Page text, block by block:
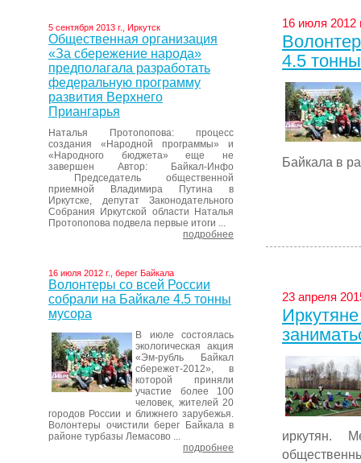
5 сентября 2013 г., Иркутск
Общественная организация
«За сбережение народа»
предполагала разработать
федеральную программу
развития Верхнего
Приангарья
Наталья Протопопова: процесс
создания «Народной программы» и
«Народного бюджета» еще не
завершен Автор: Байкал-Инфо
Председатель общественной
приемной Владимира Путина в
Иркутске, депутат Законодательного
Собрания Иркутской области Наталья
Протопопова подвела первые итоги ...
подробнее
16 июля 2012 г., берег Байкала
Волонтеры со всей России
собрали на Байкале 4.5 тонны
мусора
В июле состоялась
экологическая акция
«Эм-рубль Байкал
сбережет-2012», в
которой приняли
участие более 100
человек, жителей 20
городов России и ближнего зарубежья.
Волонтеры очистили берег Байкала в
районе турбазы Лемасово ...
подробнее
16 июля 2012
4.5
Байкала в
23 апреля
иркутян.